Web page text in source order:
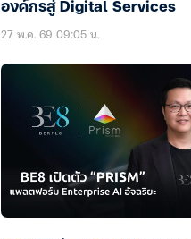
องค์กรสู่ Digital Services
27 พ.ค. 69 09:05 น.